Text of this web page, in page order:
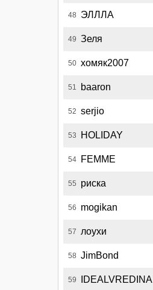
48 ЭЛЛЛА
49 Зеля
50 хомяк2007
51 baaron
52 serjio
53 HOLIDAY
54 FEMME
55 риска
56 mogikan
57 лоухи
58 JimBond
59 IDEALVREDINA